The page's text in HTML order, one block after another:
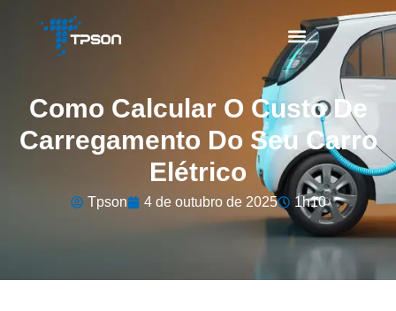
Como Calcular O Custo De
Carregamento Do Seu Carro
Elétrico
Tpson 4 de outubro de 2025 1h10